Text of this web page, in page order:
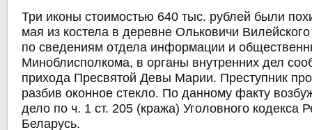
Три иконы стоимостью 640 тыс. рублей были
мая из костела в деревне Ольковичи
по сведениям отдела информации и
Миноблисполкома, в органы внутренних дел
прихода Пресвятой Девы Марии. Преступник
разбив оконное стекло. По данному факту
дело по ч. 1 ст. 205 (кража) Уголовного кодекса
Беларусь.